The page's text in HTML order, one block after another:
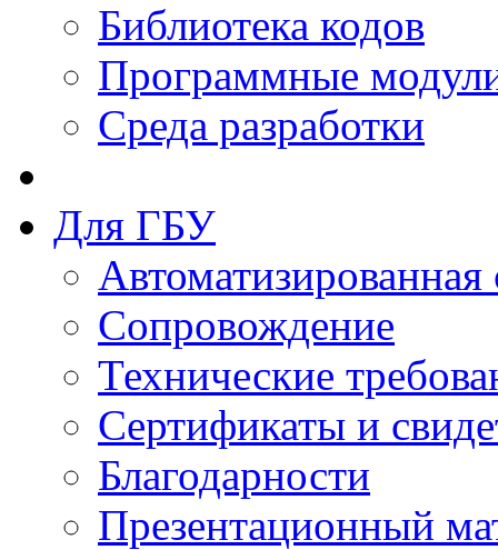
Библиотека кодов
Программные
Среда разработки
Для ГБУ
Сопровождение
Технические
Сертификаты и
Благодарности
Презентационный